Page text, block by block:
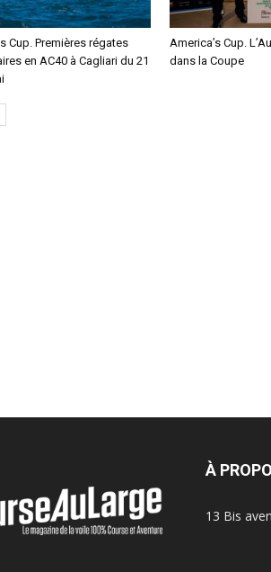
Cup. Premières régates
en AC40 à Cagliari du 21
America’s Cup.
dans la Coupe
À
13 Bis